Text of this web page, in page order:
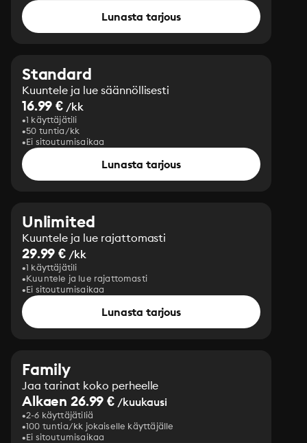
Lunasta tarjous
Standard
Kuuntele ja lue säännöllisesti
16.99 € /kk
1 käyttäjätili
50 tuntia/kk
Ei sitoutumisaikaa
Lunasta tarjous
Unlimited
Kuuntele ja lue rajattomasti
29.99 € /kk
1 käyttäjätili
Kuuntele ja lue rajattomasti
Ei sitoutumisaikaa
Lunasta tarjous
Family
Jaa tarinat koko perheelle
Alkaen 26.99 € /kuukausi
2-6 käyttäjätiliä
100 tuntia/kk jokaiselle käyttäjälle
Ei sitoutumisaikaa